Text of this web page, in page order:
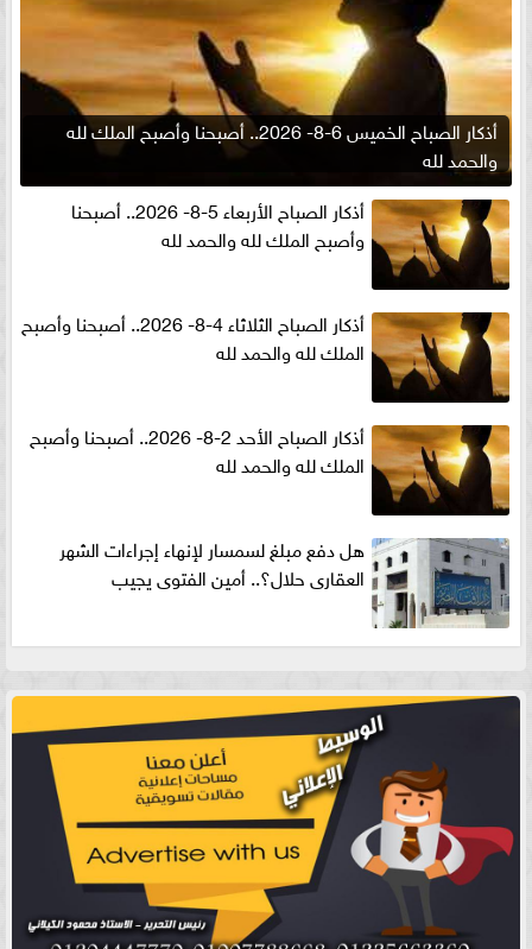
أذكار الصباح الخميس 6-8- 2026.. أصبحنا وأصبح الملك لله
والحمد لله
أذكار الصباح الأربعاء 5-8- 2026.. أصبحنا
وأصبح الملك لله والحمد لله
أذكار الصباح الثلاثاء 4-8- 2026.. أصبحنا وأصبح
الملك لله والحمد لله
أذكار الصباح الأحد 2-8- 2026.. أصبحنا وأصبح
الملك لله والحمد لله
هل دفع مبلغ لسمسار لإنهاء إجراءات الشهر
العقارى حلال؟.. أمين الفتوى يجيب